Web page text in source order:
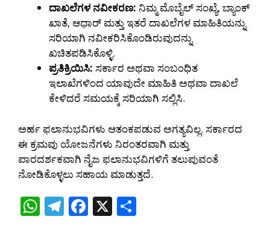
ದಾಖಲೆಗಳ ನವೀಕರಣ: ನಿಮ್ಮ ಮೊಬೈಲ್ ಸಂಖ್ಯೆ, ಬ್ಯಾಂಕ್
ಖಾತೆ, ಆಧಾರ್ ಮತ್ತು ಇತರೆ ದಾಖಲೆಗಳ ಮಾಹಿತಿಯನ್ನು
ಸರಿಯಾಗಿ ನವೀಕರಿಸಿಕೊಂಡಿರುವುದನ್ನು
ಖಚಿತಪಡಿಸಿಕೊಳ್ಳಿ.
ಪ್ರತಿಕ್ರಿಯಿಸಿ: ಸರ್ಕಾರ ಅಥವಾ ಸಂಬಂಧಿತ
ಇಲಾಖೆಗಳಿಂದ ಯಾವುದೇ ಮಾಹಿತಿ ಅಥವಾ ದಾಖಲೆ
ಕೇಳಿದರೆ ಸಮಯಕ್ಕೆ ಸರಿಯಾಗಿ ಸಲ್ಲಿಸಿ.
ಅರ್ಹ ಫಲಾನುಭವಿಗಳು ಆತಂಕಪಡುವ ಅಗತ್ಯವಿಲ್ಲ. ಸರ್ಕಾರದ
ಈ ಕ್ರಮವು ಯೋಜನೆಗಳು ನಿರಂತರವಾಗಿ ಮತ್ತು
ಪಾರದರ್ಶಕವಾಗಿ ನೈಜ ಫಲಾನುಭವಿಗಳಿಗೆ ತಲುಪುವಂತೆ
ನೋಡಿಕೊಳ್ಳಲು ಸಹಾಯ ಮಾಡುತ್ತದೆ.
W T F X